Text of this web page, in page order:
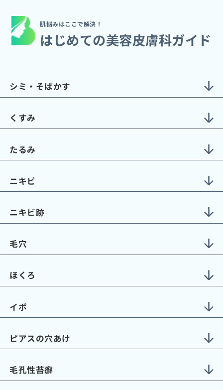
肌悩みはここで解決！
はじめての美容皮膚科ガイド
シミ・そばかす
くすみ
たるみ
ニキビ
ニキビ跡
毛穴
ほくろ
イボ
ピアスの穴あけ
毛孔性苔癬